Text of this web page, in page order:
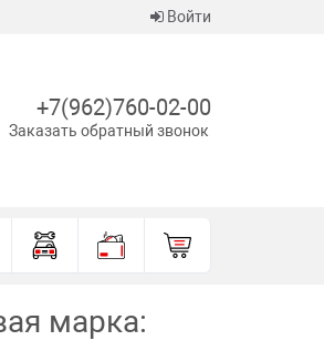
Войти
+7(962)760-02-00
Заказать обратный звонок
марка: